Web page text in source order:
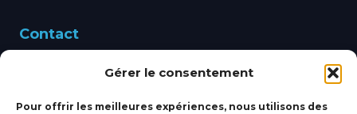
Gérer le consentement
Pour offrir les meilleures expériences, nous utilisons des
Contact
460 Avenue Alain Le